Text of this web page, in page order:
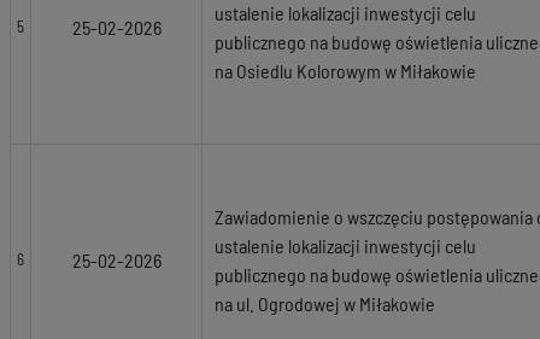
5 25-02-2026
ustalenie lokalizacji inwestycji celu
publicznego na budowę oświetlenia
na Osiedlu Kolorowym w Miłakowie
6 25-02-2026
Zawiadomienie o wszczęciu postępowania
ustalenie lokalizacji inwestycji celu
publicznego na budowę oświetlenia
na ul. Ogrodowej w Miłakowie